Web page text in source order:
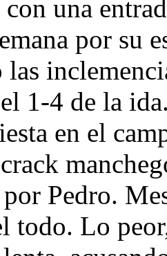
con una
por su
las
1-4 de la
en el
Pedro.
todo. Lo